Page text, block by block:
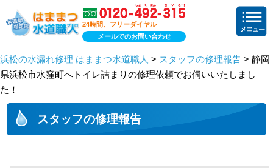
24時間、フリーダイヤル
メールでのお問い合わせ
浜松の水漏れ修理 はままつ水道職人 > スタッフの修理報告 > 静岡
県浜松市水窪町へトイレ詰まりの修理依頼でお伺いいたしまし
た！
スタッフの修理報告